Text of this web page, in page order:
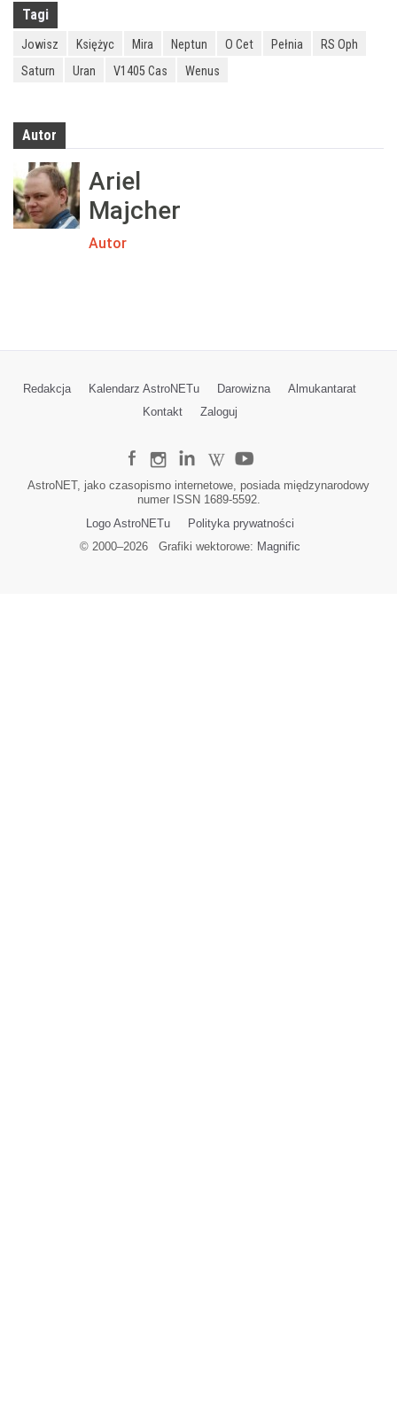
Tagi
Jowisz Księżyc Mira Neptun O Cet Pełnia
RS Oph
Saturn
Uran V1405 Cas Wenus
Autor
Ariel
Majcher
Autor
Redakcja Kalendarz AstroNETu Darowizna
Almukantarat
Kontakt
Zaloguj
AstroNET, jako czasopismo internetowe, posiada międzynarodowy
numer ISSN 1689-5592.
Logo AstroNETu
Polityka prywatności
© 2000–2026Grafiki wektorowe: Magnific